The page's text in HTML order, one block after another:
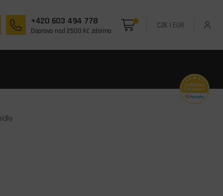
+420 603 494 778
Doprava nad 2500 Kč zdarma
0 CZK | EUR